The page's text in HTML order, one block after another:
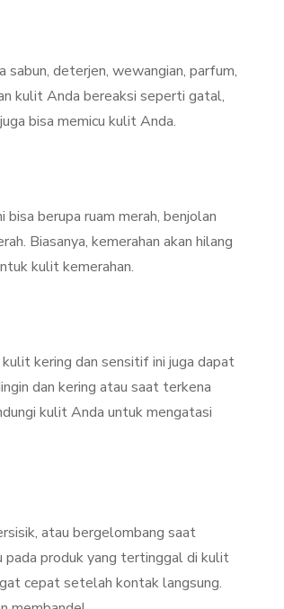
deterjen, wewangian, parfum,
kulit Anda bereaksi seperti gatal,
bisa memicu kulit Anda.
berupa ruam merah, benjolan
Biasanya, kemerahan akan hilang
kulit kemerahan.
kering dan sensitif ini juga dapat
dan kering atau saat terkena
kulit Anda untuk mengatasi
atau bergelombang saat
pada produk yang tertinggal di kulit
cepat setelah kontak langsung.